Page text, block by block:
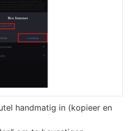
handmatig in (kopieer en